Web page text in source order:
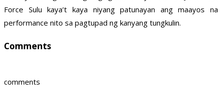
Force Sulu kaya’t kaya niyang patunayan ang maayos na
performance nito sa pagtupad ng kanyang tungkulin.
Comments
comments